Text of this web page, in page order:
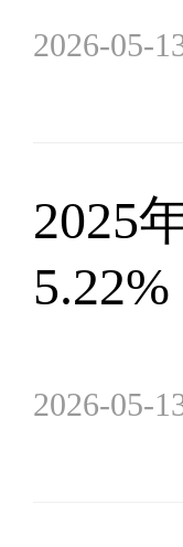
2026-05-
2025
5.22%
2026-05-